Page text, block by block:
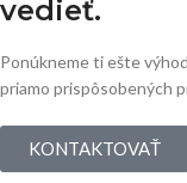
vedieť.
Ponúkneme ti ešte
priamo prispôsobených
KONTAKTOVAŤ